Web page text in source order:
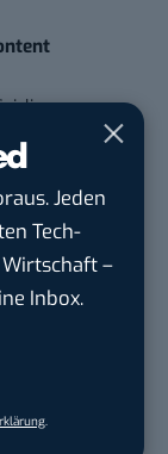
Jeden
Tech-
Wirtschaft –
Inbox.
an
Manager